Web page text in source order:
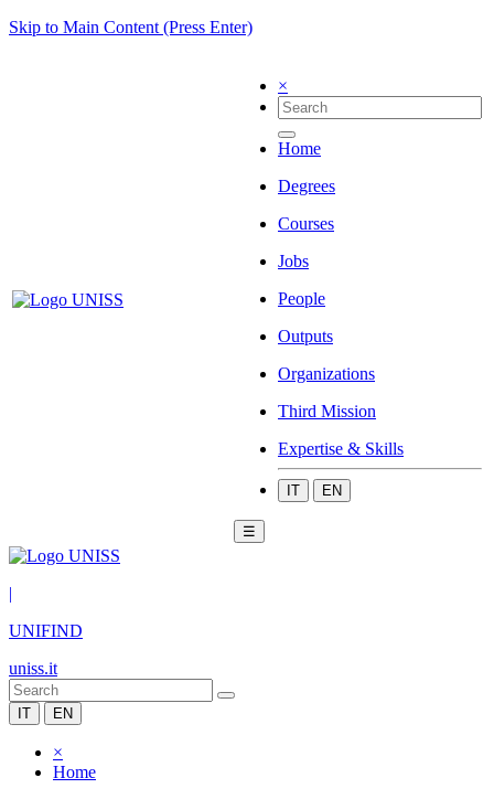
Skip to Main Content (Press Enter)
×
Home
Degrees
Courses
Jobs
People
Outputs
Organizations
Third Mission
Expertise & Skills
IT EN
☰
|
UNIFIND
uniss.it
IT EN
×
Home